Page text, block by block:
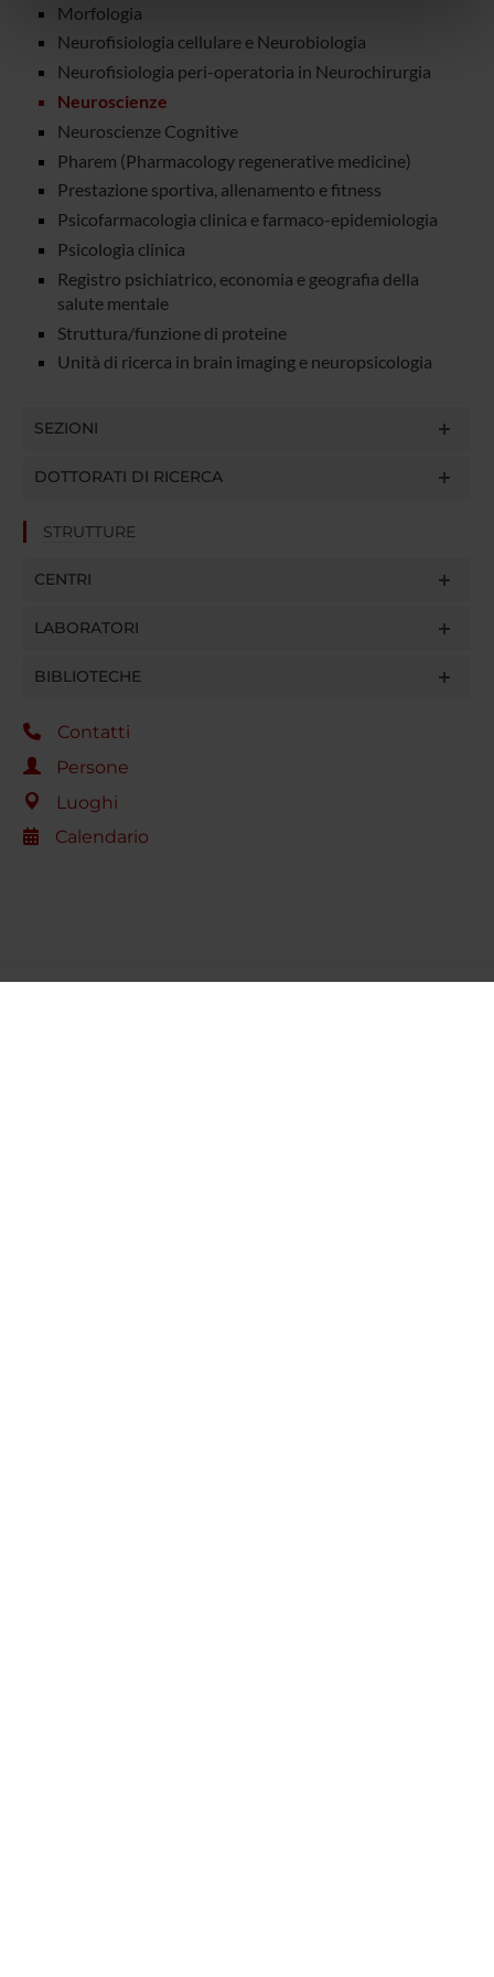
nostri partner che si occupano di analisi dei dati web,
pubblicità e social media, i quali potrebbero combinarle
con altre informazioni che hai fornito loro o che hanno
raccolto dal tuo utilizzo dei loro servizi.
Morfologia
Neurofisiologia cellulare e Neurobiologia
Neurofisiologia peri-operatoria in Neurochirurgia
Neuroscienze
Neuroscienze Cognitive
Pharem (Pharmacology regenerative medicine)
Prestazione sportiva, allenamento e fitness
Psicofarmacologia clinica e farmaco-epidemiologia
Psicologia clinica
Registro psichiatrico, economia e geografia della
salute mentale
Struttura/funzione di proteine
Unità di ricerca in brain imaging e neuropsicologia
SEZIONI
DOTTORATI DI RICERCA
STRUTTURE
CENTRI
LABORATORI
BIBLIOTECHE
Contatti
Persone
Luoghi
Calendario